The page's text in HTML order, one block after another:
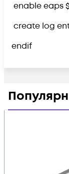
enable eaps
create log
endif